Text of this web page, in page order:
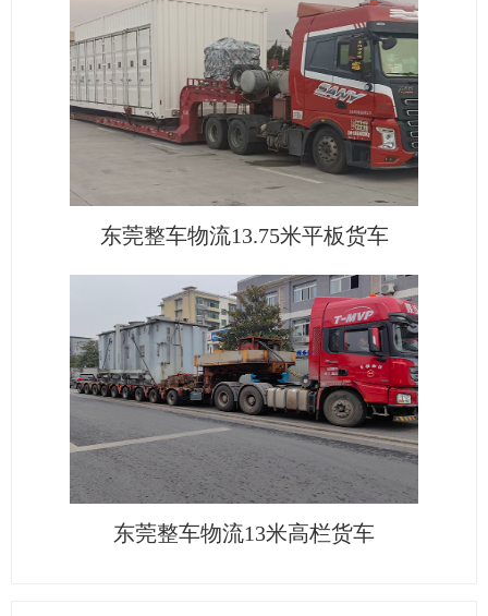
东莞整车物流13.75米平板货车
东莞整车物流13米高栏货车